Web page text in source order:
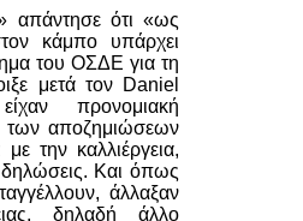
απάντησε ότι «ως
κάμπο υπάρχει
του ΟΣΔΕ για τη
μετά τον Daniel
προνομιακή
αποζημιώσεων
την καλλιέργεια,
Και όπως
άλλαξαν
δηλαδή άλλο